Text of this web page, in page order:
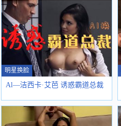
明星换脸
Al—洁西卡·艾芭 诱惑霸道总裁